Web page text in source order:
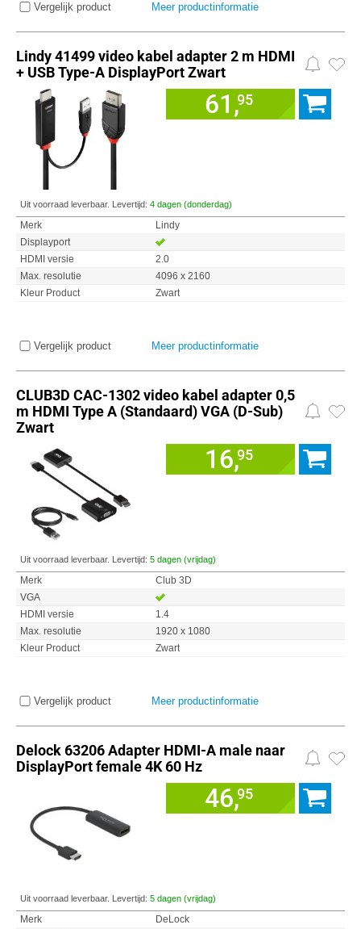
Vergelijk product Meer productinformatie
Lindy 41499 video kabel adapter 2 m HDMI
+ USB Type-A DisplayPort Zwart
61,95
Uit voorraad leverbaar. Levertijd: 4 dagen (donderdag)
Merk
Lindy
Displayport
HDMI versie
2.0
Max. resolutie
4096 x 2160
Kleur Product
Zwart
Vergelijk product Meer productinformatie
CLUB3D CAC-1302 video kabel adapter 0,5
m HDMI Type A (Standaard) VGA (D-Sub)
Zwart
16,95
Uit voorraad leverbaar. Levertijd: 5 dagen (vrijdag)
Merk
Club 3D
VGA
HDMI versie
1.4
Max. resolutie
1920 x 1080
Kleur Product
Zwart
Vergelijk product Meer productinformatie
Delock 63206 Adapter HDMI-A male naar
DisplayPort female 4K 60 Hz
46,95
Uit voorraad leverbaar. Levertijd: 5 dagen (vrijdag)
Merk
DeLock